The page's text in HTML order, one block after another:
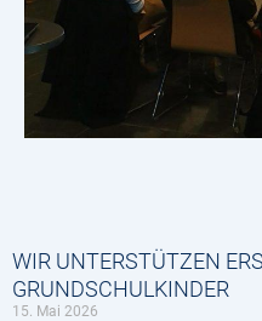
WIR UNTERSTÜTZEN
GRUNDSCHULKINDER
15. Mai 2026